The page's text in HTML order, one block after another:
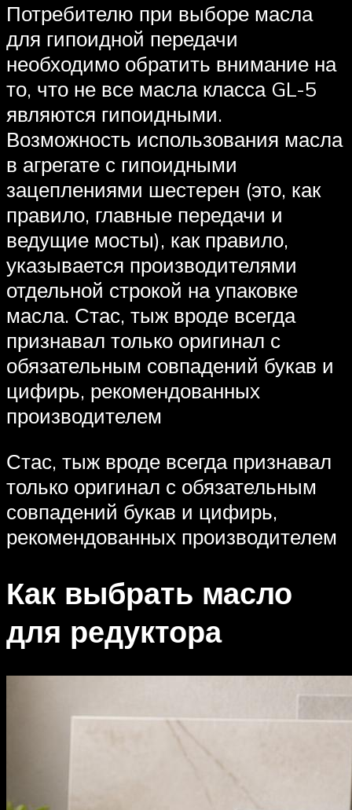
Потребителю при выборе масла
для гипоидной передачи
необходимо обратить внимание на
то, что не все масла класса GL-5
являются гипоидными.
Возможность использования масла
в агрегате с гипоидными
зацеплениями шестерен (это, как
правило, главные передачи и
ведущие мосты), как правило,
указывается производителями
отдельной строкой на упаковке
масла. Стас, тыж вроде всегда
признавал только оригинал с
обязательным совпадений букав и
цифирь, рекомендованных
производителем
Стас, тыж вроде всегда признавал
только оригинал с обязательным
совпадений букав и цифирь,
рекомендованных производителем
Как выбрать масло
для редуктора